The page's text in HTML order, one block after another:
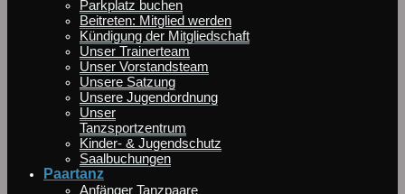
Parkplatz buchen
Beitreten: Mitglied werden
Kündigung der Mitgliedschaft
Unser Trainerteam
Unser Vorstandsteam
Unsere Satzung
Unsere Jugendordnung
Unser
Tanzsportzentrum
Kinder- & Jugendschutz
Saalbuchungen
Paartanz
Anfänger Tanzpaare